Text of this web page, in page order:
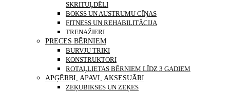
SKRITUĻDĒLI
BOKSS UN AUSTRUMU CĪŅAS
FITNESS UN REHABILITĀCIJA
TRENAŽIERI
PRECES BĒRNIEM
BURVJU TRIKI
KONSTRUKTORI
ROTAĻLIETAS BĒRNIEM LĪDZ 3 GADIEM
APĢĒRBI, APAVI, AKSESUĀRI
ZEĶUBIKSES UN ZEĶES